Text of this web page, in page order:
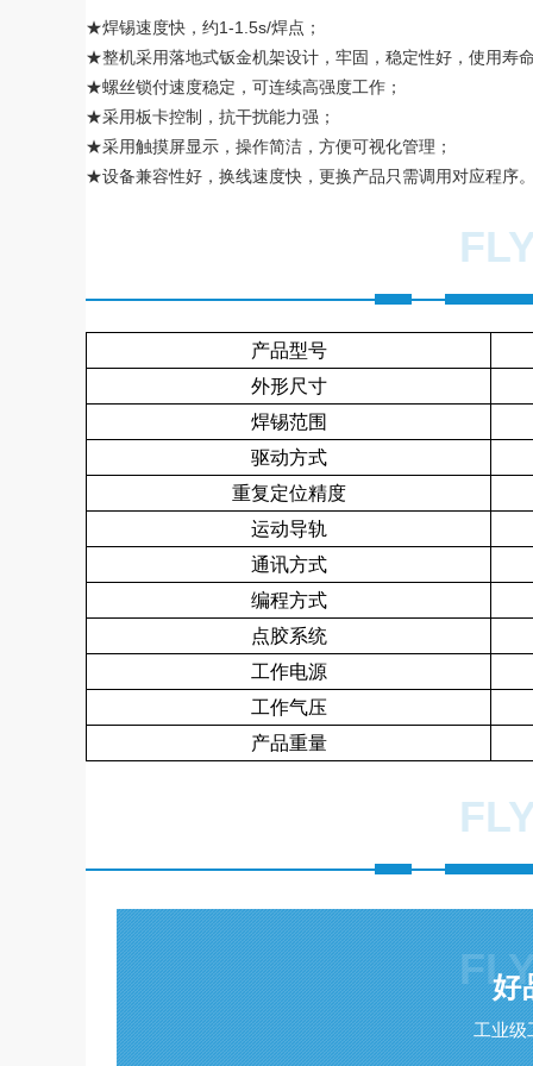
★焊锡速度快，约1-1.5s/焊点；
★整机采用落地式钣金机架设计，牢固，稳定性好，使用寿
★螺丝锁付速度稳定，可连续高强度工作；
★采用板卡控制，抗干扰能力强；
★采用触摸屏显示，操作简洁，方便可视化管理；
★设备兼容性好，换线速度快，更换产品只需调用对应程序
产品型号
外形尺寸
焊锡范围
驱动方式
重复定位精度
运动导轨
通讯方式
编程方式
点胶系统
工作电源
工作气压
产品重量
好
工业级